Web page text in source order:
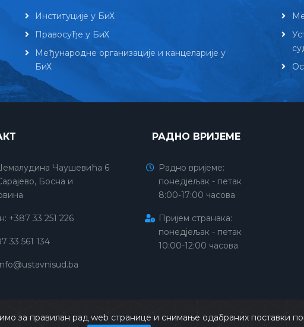
за правилан рад web странице и снимање одабраних поставки
Институције у БиХ
Правосуђе у БиХ
Међународне организације и канцеларије у
БиХ
Чаушевића 6
Босна и
+387 33 251 226
33 561 134
РАДНО ВРИЈЕМЕ
Радно вријеме:
понедјељак - петак
8:00-17:00 часова
Пријем странака:
понедјељак - петак
10:00-12:00 часова